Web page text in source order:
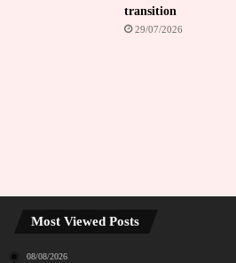
transition
29/07/2026
Most Viewed Posts
08/08/2026